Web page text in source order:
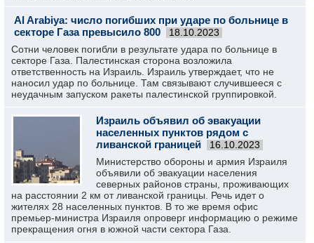
Al Arabiya: число погибших при ударе по больнице в
секторе Газа превысило 800
18.10.2023
Сотни человек погибли в результате удара по больнице в
секторе Газа. Палестинская сторона возложила
ответственность на Израиль. Израиль утверждает, что не
наносил удар по больнице. Там связывают случившееся с
неудачным запуском ракеты палестинской группировкой.
Израиль объявил об эвакуации
населенных пунктов рядом с
ливанской границей
16.10.2023
Министерство обороны и армия Израиля
объявили об эвакуации населения
северных районов страны, проживающих
на расстоянии 2 км от ливанской границы. Речь идет о
жителях 28 населенных пунктов. В то же время офис
премьер-министра Израиля опроверг информацию о режиме
прекращения огня в южной части сектора Газа.